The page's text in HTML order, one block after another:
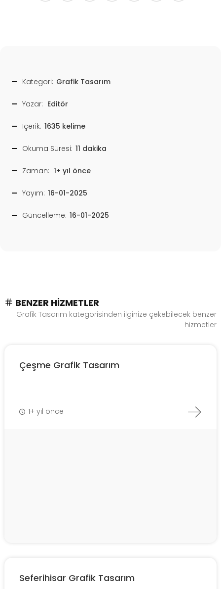
Kategori: Grafik Tasarım
Yazar: Editör
İçerik: 1635 kelime
Okuma Süresi: 11 dakika
Zaman: 1+ yıl önce
Yayım: 16-01-2025
Güncelleme: 16-01-2025
BENZER HIZMETLER
Grafik Tasarım kategorisinden ilginize çekebilecek benzer
hizmetler
Çeşme Grafik Tasarım
1+ yıl önce
Seferihisar Grafik Tasarım